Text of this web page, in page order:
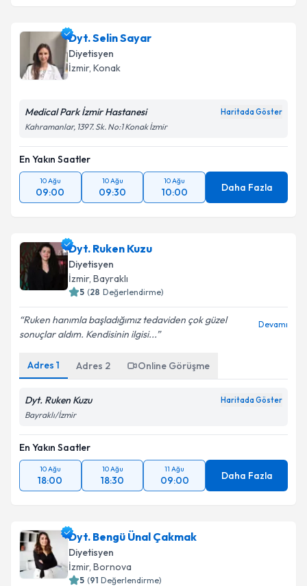
Dyt. Selin Sayar
Diyetisyen
İzmir, Konak
Medical Park İzmir Hastanesi Haritada Göster
Kahramanlar, 1397. Sk. No:1 Konak İzmir
En Yakın Saatler
10 Ağu
09:00
10 Ağu
09:30
10 Ağu
10:00 Daha Fazla
Dyt. Ruken Kuzu
Diyetisyen
İzmir, Bayraklı
5 (28 Değerlendirme)
Ruken hanımla başladığımız tedaviden çok güzel
sonuçlar aldım. Kendisinin ilgisi...
Devamı
Adres 1 Adres 2 Online Görüşme
Dyt. Ruken Kuzu Haritada Göster
Bayraklı/İzmir
En Yakın Saatler
10 Ağu
18:00
10 Ağu
18:30
11 Ağu
09:00 Daha Fazla
Dyt. Bengü Ünal Çakmak
Diyetisyen
İzmir, Bornova
5 (91 Değerlendirme)